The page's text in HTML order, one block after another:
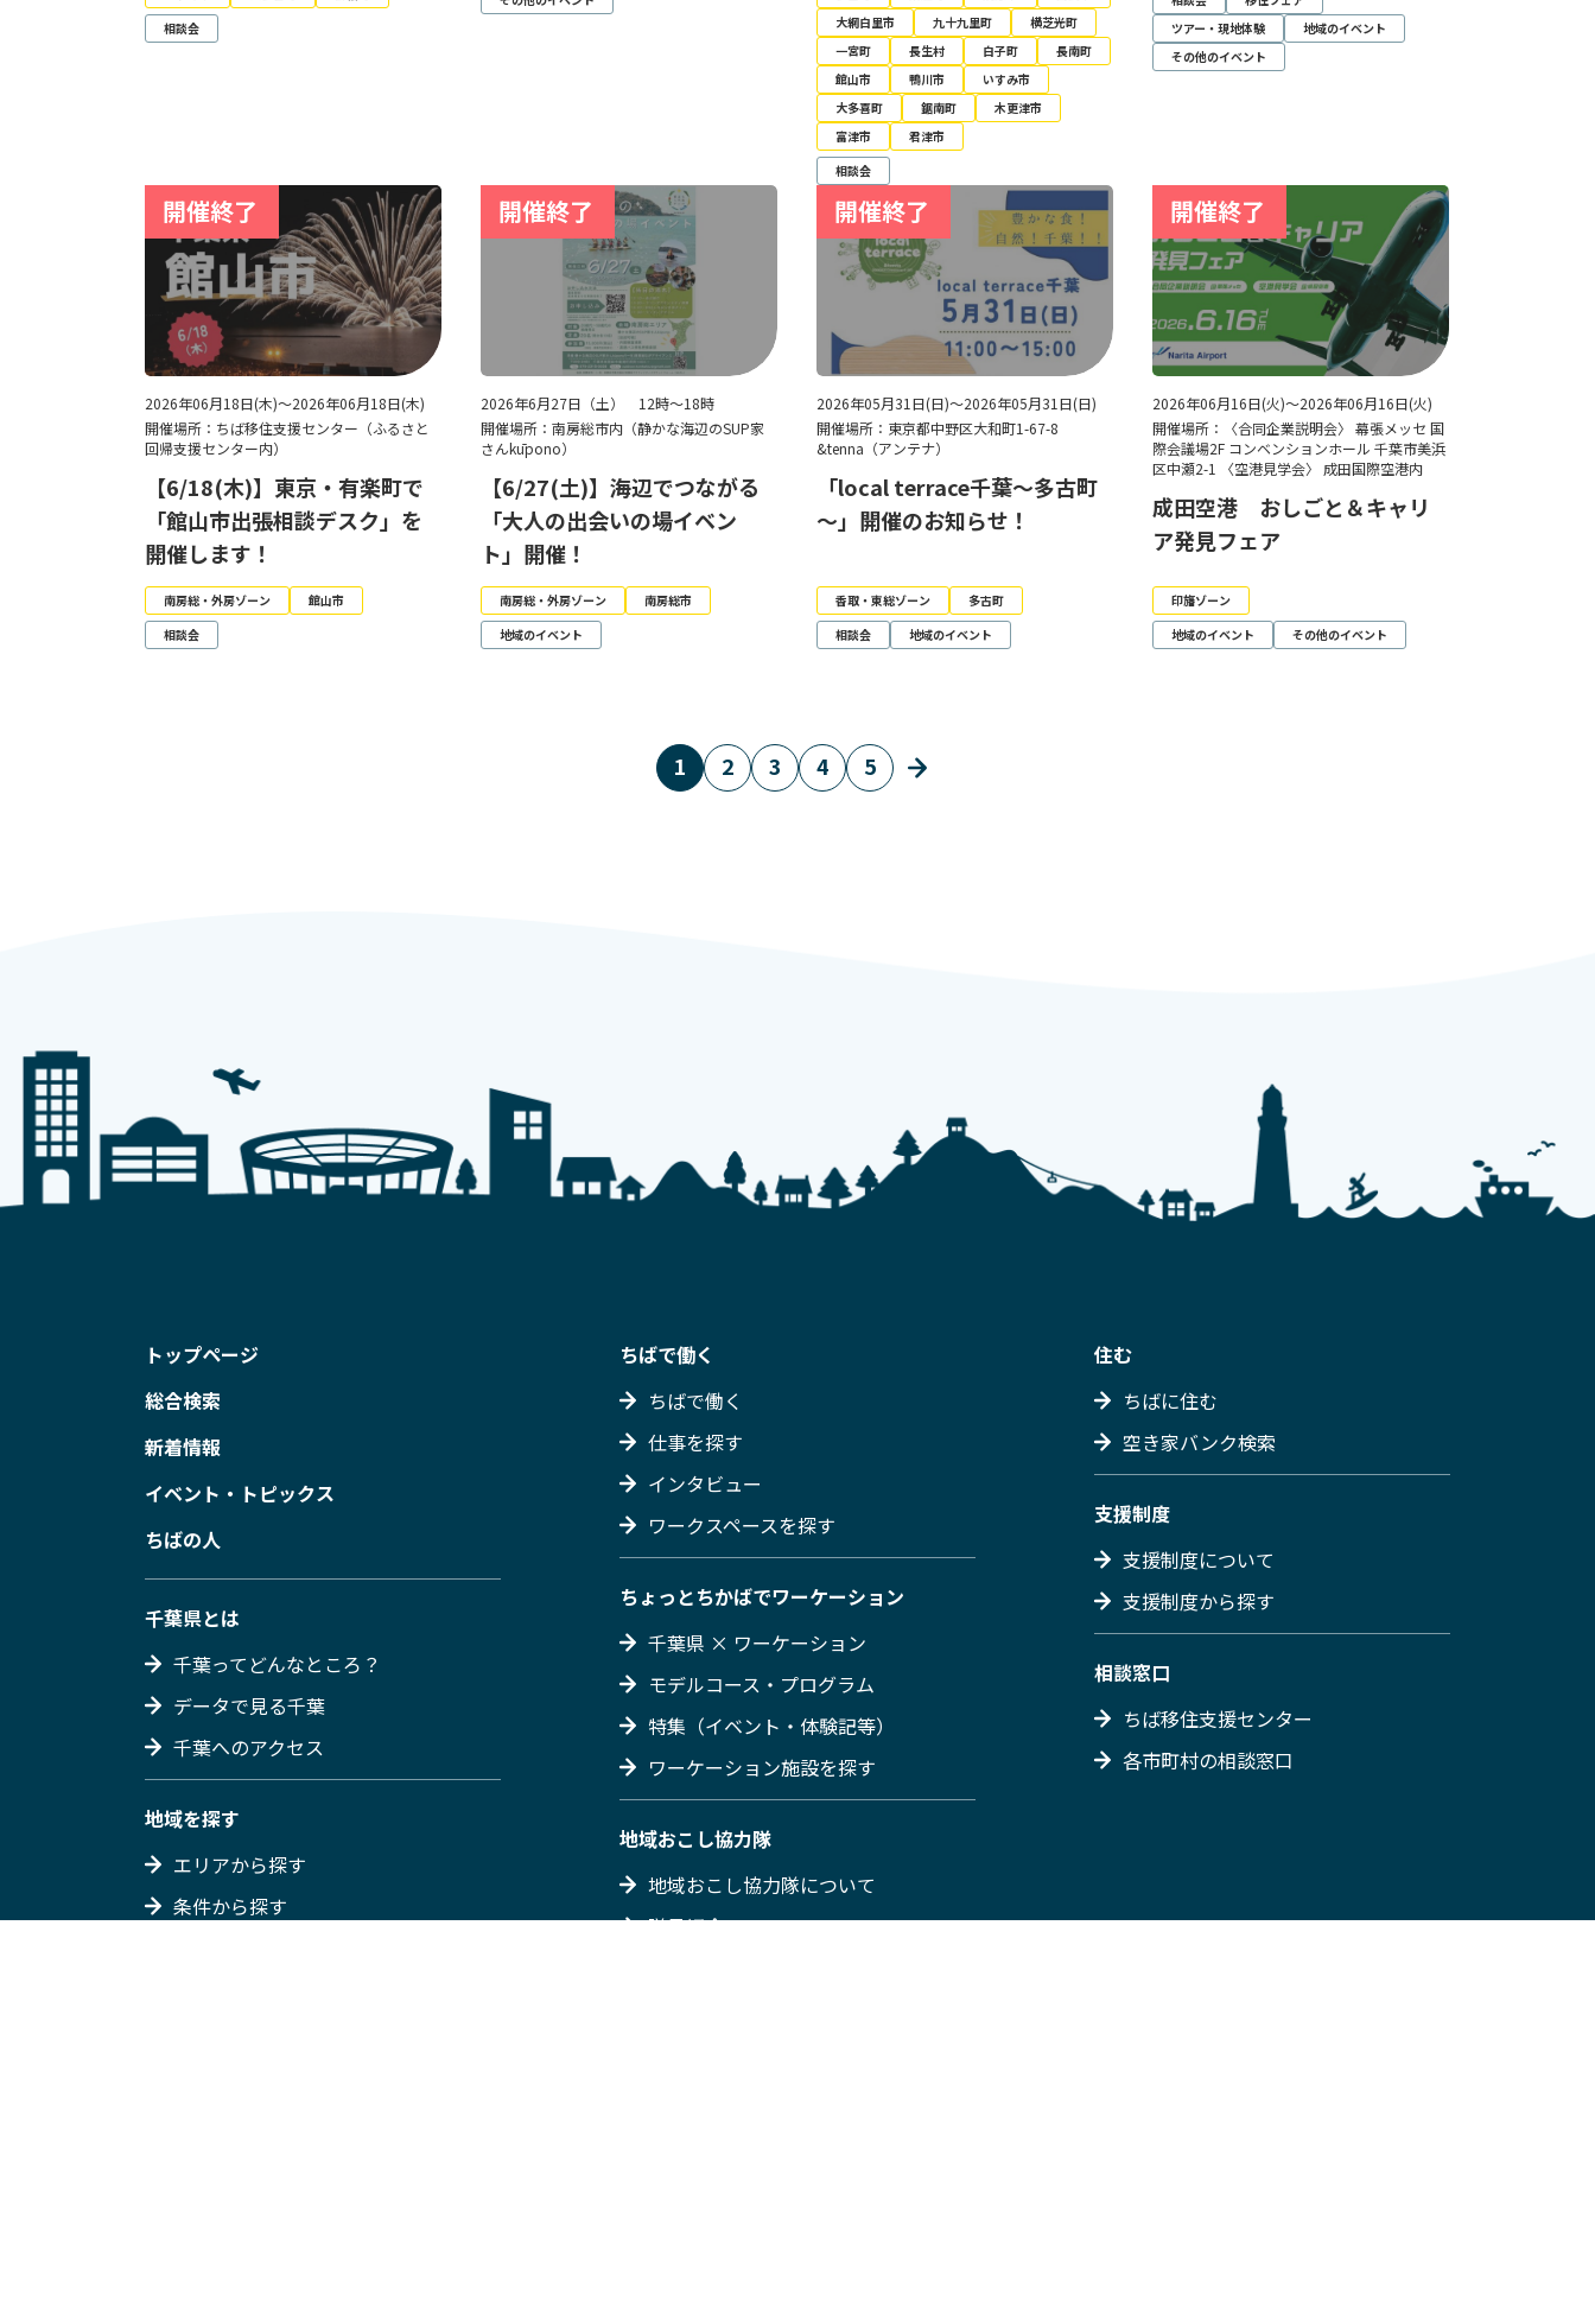
相談会
大網白里市
九十九里町
横芝光町
一宮町
長生村 白子町
長南町
館山市
鴨川市
いすみ市
大多喜町
鋸南町
木更津市
富津市
君津市
相談会
ツアー・現地体験
地域のイベント
その他のイベント
2026年06月18日(木)～2026年06月18日(木)
開催場所：ちば移住支援センター（ふるさと
回帰支援センター内）
【6/18(木)】東京・有楽町で
「館山市出張相談デスク」を
開催します！
南房総・外房ゾーン
館山市
相談会
2026年6月27日（土） 12時～18時
開催場所：南房総市内（静かな海辺のSUP家
さんkūpono）
【6/27(土)】海辺でつながる
「大人の出会いの場イベン
ト」開催！
南房総・外房ゾーン
南房総市
地域のイベント
2026年05月31日(日)～2026年05月31日(日)
開催場所：東京都中野区大和町1-67-8
&tenna（アンテナ）
「local terrace千葉～多古町
～」開催のお知らせ！
香取・東総ゾーン
多古町
相談会
地域のイベント
2026年06月16日(火)～2026年06月16日(火)
開催場所：〈合同企業説明会〉 幕張メッセ 国
際会議場2F コンベンションホール 千葉市美浜
区中瀬2-1 〈空港見学会〉 成田国際空港内
成田空港 おしごと＆キャリ
ア発見フェア
印旛ゾーン
地域のイベント
その他のイベント
1 2 3 4 5
トップページ
総合検索
新着情報
イベント・トピックス
ちばの人
千葉県とは
千葉ってどんなところ？
データで見る千葉
千葉へのアクセス
地域を探す
エリアから探す
条件から探す
ちばで働く
ちばで働く
仕事を探す
インタビュー
ワークスペースを探す
ちょっとちかばでワーケーション
千葉県 × ワーケーション
モデルコース・プログラム
特集（イベント・体験記等）
ワーケーション施設を探す
地域おこし協力隊
地域おこし協力隊について
隊員紹介
住む
ちばに住む
空き家バンク検索
支援制度
支援制度について
支援制度から探す
相談窓口
ちば移住支援センター
各市町村の相談窓口